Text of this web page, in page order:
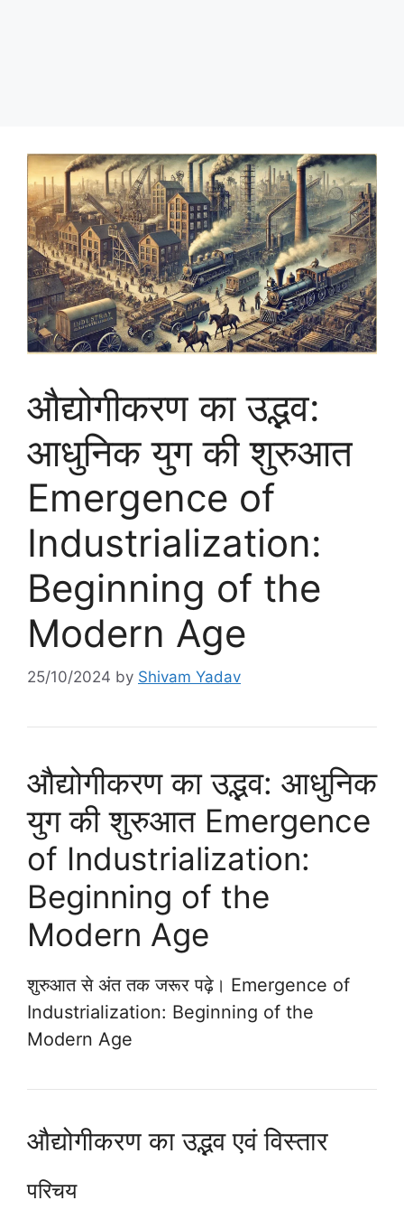
औद्योगीकरण का उद्भव:
आधुनिक युग की शुरुआत
Emergence of
Industrialization:
Beginning of the
Modern Age
25/10/2024 by Shivam Yadav
औद्योगीकरण का उद्भव: आधुनिक
युग की शुरुआत Emergence
of Industrialization:
Beginning of the
Modern Age
शुरुआत से अंत तक जरूर पढ़े। Emergence of
Industrialization: Beginning of the
Modern Age
औद्योगीकरण का उद्भव एवं विस्तार
परिचय